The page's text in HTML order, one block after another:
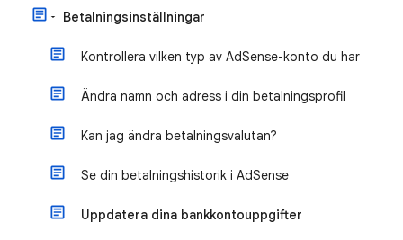
Betalningsinställningar
Kontrollera vilken typ av AdSense-konto du har
Ändra namn och adress i din betalningsprofil
Kan jag ändra betalningsvalutan?
Se din betalningshistorik i AdSense
Uppdatera dina bankkontouppgifter